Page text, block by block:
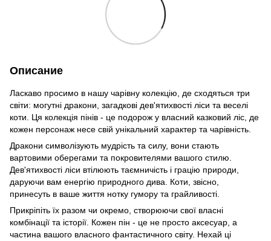
Описание
Ласкаво просимо в нашу чарівну колекцію, де сходяться три
світи: могутні дракони, загадкові дев'ятихвості ліси та веселі
коти. Ця колекція пінів - це подорож у власний казковий ліс, де
кожен персонаж несе свій унікальний характер та чарівність.
Дракони символізують мудрість та силу, вони стають
вартовими оберегами та покровителями вашого стилю.
Дев'ятихвості ліси втілюють таємничість і грацію природи,
даруючи вам енергію природного дива. Коти, звісно,
принесуть в ваше життя нотку гумору та грайливості.
Прикріпіть їх разом чи окремо, створюючи свої власні
комбінації та історії. Кожен пін - це не просто аксесуар, а
частина вашого власного фантастичного світу. Нехай ці